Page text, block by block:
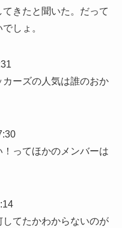
きたと聞いた。だって
しょ。
ーズの人気は誰のおか
ってほかのメンバーは
てたかわからないのが